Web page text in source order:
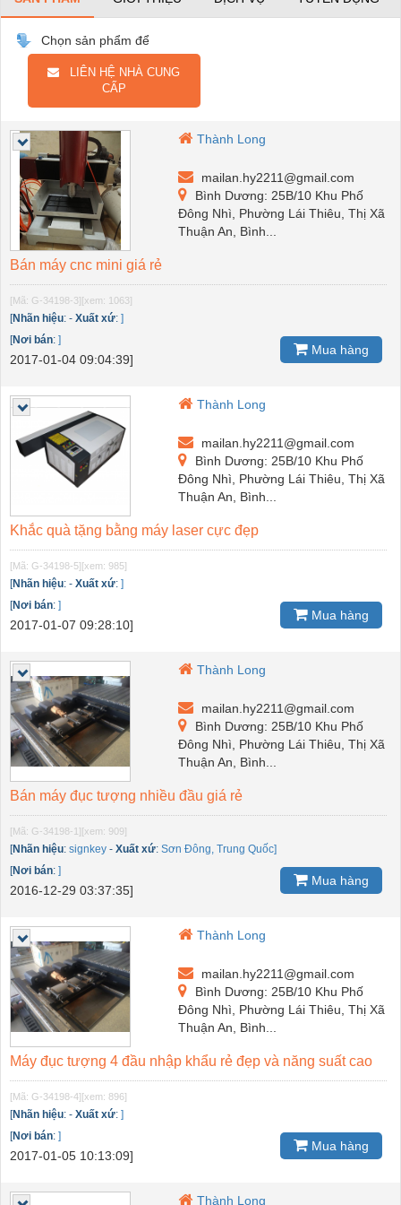
Chọn sản phẩm để
LIÊN HỆ NHÀ CUNG
CẤP
Thành Long
mailan.hy2211@gmail.com
Bình Dương: 25B/10 Khu Phố
Đông Nhì, Phường Lái Thiêu, Thị Xã
Thuận An, Bình...
Bán máy cnc mini giá rẻ
[Mã: G-34198-3][xem: 1063]
[Nhãn hiệu: - Xuất xứ: ]
[Nơi bán: ]
2017-01-04 09:04:39]
Mua hàng
Thành Long
mailan.hy2211@gmail.com
Bình Dương: 25B/10 Khu Phố
Đông Nhì, Phường Lái Thiêu, Thị Xã
Thuận An, Bình...
Khắc quà tặng bằng máy laser cực đẹp
[Mã: G-34198-5][xem: 985]
[Nhãn hiệu: - Xuất xứ: ]
[Nơi bán: ]
2017-01-07 09:28:10]
Mua hàng
Thành Long
mailan.hy2211@gmail.com
Bình Dương: 25B/10 Khu Phố
Đông Nhì, Phường Lái Thiêu, Thị Xã
Thuận An, Bình...
Bán máy đục tượng nhiều đầu giá rẻ
[Mã: G-34198-1][xem: 909]
[Nhãn hiệu: signkey - Xuất xứ: Sơn Đông, Trung Quốc]
[Nơi bán: ]
2016-12-29 03:37:35]
Mua hàng
Thành Long
mailan.hy2211@gmail.com
Bình Dương: 25B/10 Khu Phố
Đông Nhì, Phường Lái Thiêu, Thị Xã
Thuận An, Bình...
Máy đục tượng 4 đầu nhập khẩu rẻ đẹp và năng suất cao
[Mã: G-34198-4][xem: 896]
[Nhãn hiệu: - Xuất xứ: ]
[Nơi bán: ]
2017-01-05 10:13:09]
Mua hàng
Thành Long